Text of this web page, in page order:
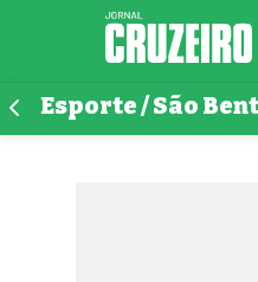
Esporte / São